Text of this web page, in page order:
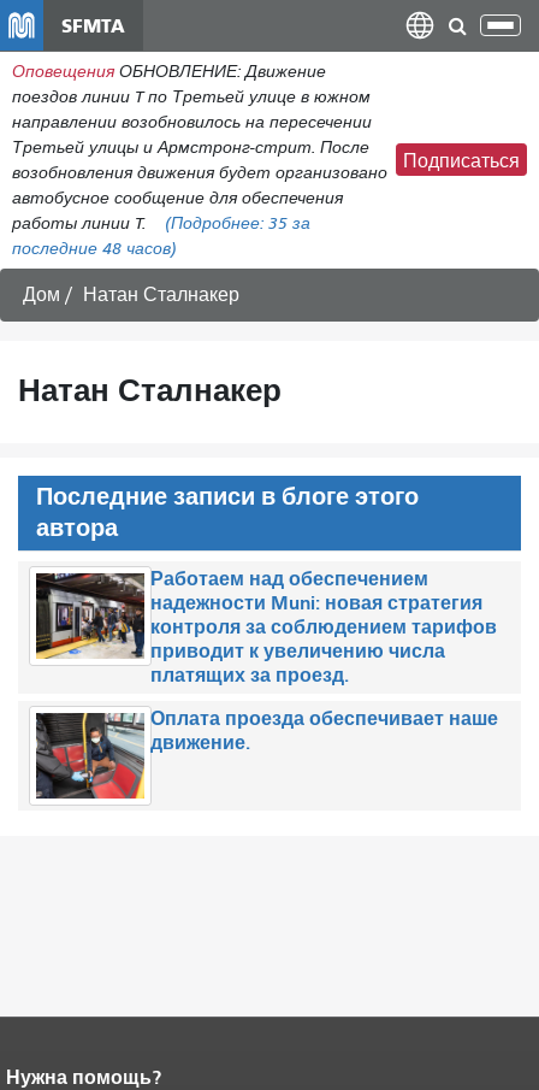
общему
содержанию
SFMTA
Оповещения ОБНОВЛЕНИЕ: Движение
поездов линии T по Третьей улице в южном
направлении возобновилось на пересечении
Третьей улицы и Армстронг-стрит. После
возобновления движения будет организовано
автобусное сообщение для обеспечения
работы линии T.
(Подробнее: 35 за
последние 48 часов)
Подписаться
Дом Натан Сталнакер
Натан Сталнакер
Последние записи в блоге этого
автора
Работаем над обеспечением
надежности Muni: новая стратегия
контроля за соблюдением тарифов
приводит к увеличению числа
платящих за проезд.
Оплата проезда обеспечивает наше
движение.
Конец содержимого
Нужна помощь?